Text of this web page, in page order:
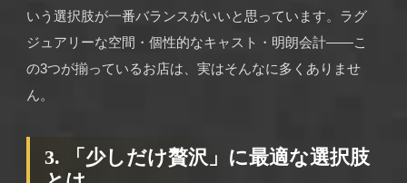
いう選択肢が一番バランスがいいと思っています。ラグ
ジュアリーな空間・個性的なキャスト・明朗会計——こ
の3つが揃っているお店は、実はそんなに多くありませ
ん。
3. 「少しだけ贅沢」に最適な選択肢